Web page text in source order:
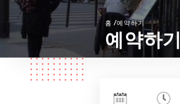
홈 /예약하기
예약하기